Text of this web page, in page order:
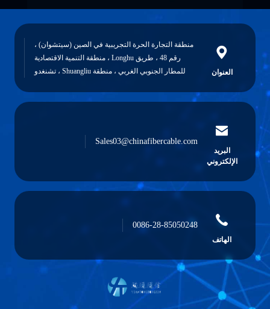
منطقة التجارة الحرة التجريبية في الصين (سيتشوان) ،
رقم 48 ، طريق Longhu ، منطقة التنمية الاقتصادية
للمطار الجنوبي الغربي ، منطقة Shuangliu ، تشنغدو
Sales03@chinafibercable.com
0086-28-85050248